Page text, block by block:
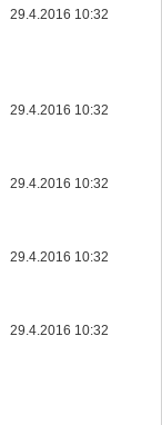
29.4.2016 10:32
29.4.2016 10:32
29.4.2016 10:32
29.4.2016 10:32
29.4.2016 10:32